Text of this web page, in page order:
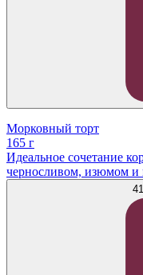
Морковный торт
165 г
Идеальное сочетание
черносливом, изюмом